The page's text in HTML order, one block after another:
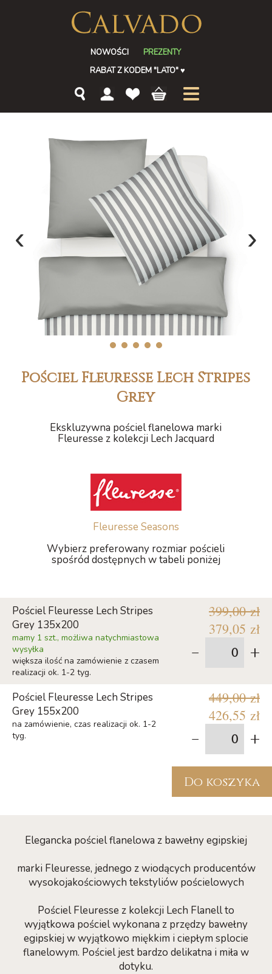
NOWOŚCI
PREZENTY
RABAT Z KODEM "LATO"♥
‹ ›
1 2 3 4 5
Pościel Fleuresse Lech Stripes
Grey
Ekskluzywna pościel flanelowa marki
Fleuresse z kolekcji Lech Jacquard
Fleuresse Seasons
Wybierz preferowany rozmiar pościeli
spośród dostępnych w tabeli poniżej
Pościel Fleuresse Lech Stripes
Grey 135x200
mamy 1 szt., możliwa natychmiastowa
wysyłka
większa ilość na zamówienie z czasem
realizacji ok. 1-2 tyg.
399,00 zł
379,05 zł
- +
Pościel Fleuresse Lech Stripes
Grey 155x200
na zamówienie, czas realizacji ok. 1-2
tyg.
449,00 zł
426,55 zł
- +
Do koszyka
Elegancka pościel flanelowa z bawełny egipskiej
marki Fleuresse, jednego z wiodących producentów
wysokojakościowych tekstyliów pościelowych
Pościel Fleuresse z kolekcji Lech Flanell to
wyjątkowa pościel wykonana z przędzy bawełny
egipskiej w wyjątkowo miękkim i ciepłym splocie
flanelowym. Pościel jest bardzo delikatna i miła w
dotyku.